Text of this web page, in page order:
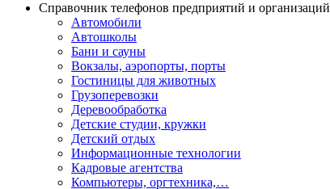
Справочник телефонов предприятий и организаций
Автомобили
Автошколы
Бани и сауны
Вокзалы, аэропорты, порты
Гостиницы для животных
Грузоперевозки
Деревообработка
Детские студии, кружки
Детский отдых
Информационные технологии
Кадровые агентства
Компьютеры, оргтехника,…